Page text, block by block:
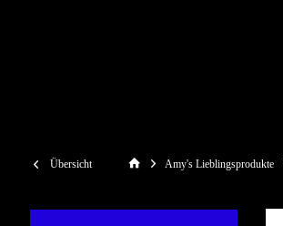
Übersicht Amy's Lieblingsprodukte